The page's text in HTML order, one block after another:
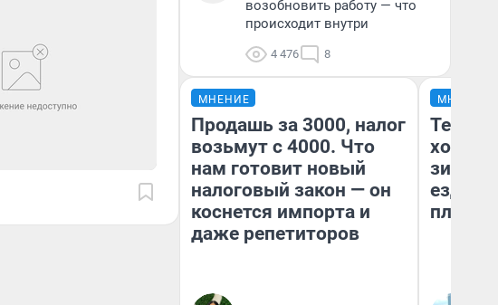
возобновить работу — что
происходит внутри
4 476 8
МНЕНИЕ
Продашь за 3000, налог
возьмут с 4000. Что
нам готовит новый
налоговый закон — он
коснется импорта и
даже репетиторов
МНЕНИЕ
Тепло
зимой.
ездит
плюсы